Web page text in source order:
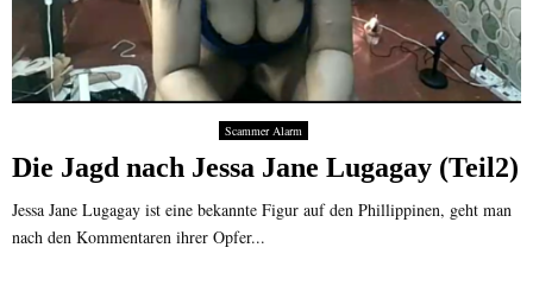
Scammer Alarm
Die Jagd nach Jessa Jane Lugagay (Teil2)
Jessa Jane Lugagay ist eine bekannte Figur auf den Phillippinen, geht man
nach den Kommentaren ihrer Opfer...